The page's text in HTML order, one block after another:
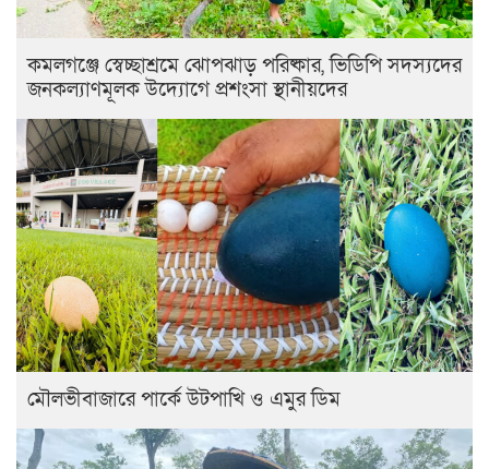
কমলগঞ্জে স্বেচ্ছাশ্রমে ঝোপঝাড় পরিষ্কার, ভিডিপি সদস্যদের
জনকল্যাণমূলক উদ্যোগে প্রশংসা স্থানীয়দের
মৌলভীবাজারে পার্কে উটপাখি ও এমুর ডিম